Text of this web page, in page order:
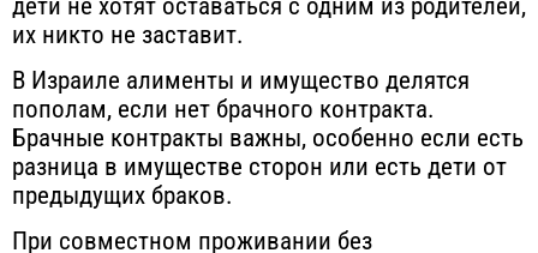
их никто не заставит.
В Израиле алименты и имущество делятся
пополам, если нет брачного контракта.
Брачные контракты важны, особенно если есть
разница в имуществе сторон или есть дети от
предыдущих браков.
При совместном проживании без